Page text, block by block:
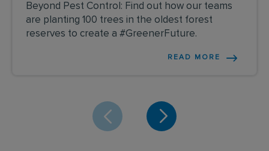
Beyond Pest Control: Find out how our teams
are planting 100 trees in the oldest forest
reserves to create a #GreenerFuture.
READ MORE